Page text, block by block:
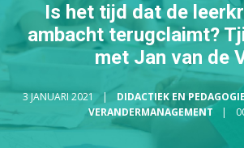
Is het tijd dat de
ambacht terugclaimt?
met Jan van de
3 JANUARI 2021 DIDACTIEK EN
VERANDERMANAGEMENT